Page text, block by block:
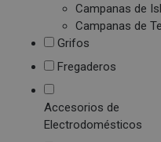
Campanas de
Campanas de
Grifos
Fregaderos
Accesorios de
Electrodomésticos